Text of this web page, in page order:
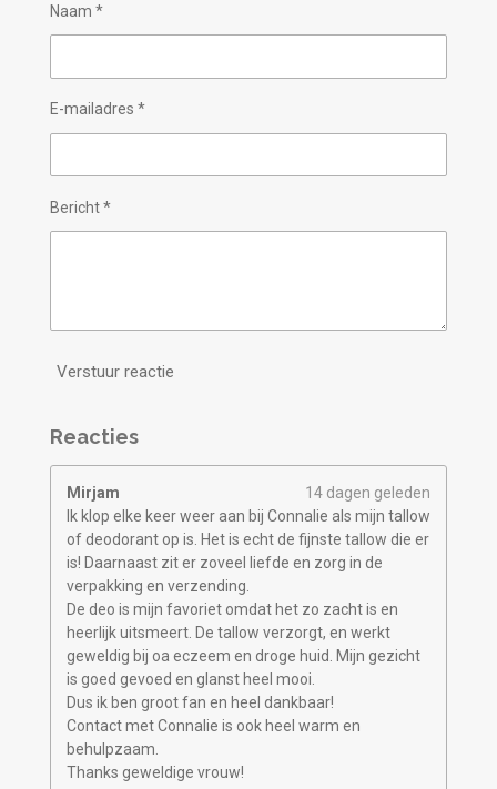
Naam *
E-mailadres *
Bericht *
Verstuur reactie
Reacties
Mirjam
14 dagen geleden
Ik klop elke keer weer aan bij Connalie als mijn tallow
of deodorant op is. Het is echt de fijnste tallow die er
is! Daarnaast zit er zoveel liefde en zorg in de
verpakking en verzending.
De deo is mijn favoriet omdat het zo zacht is en
heerlijk uitsmeert. De tallow verzorgt, en werkt
geweldig bij oa eczeem en droge huid. Mijn gezicht
is goed gevoed en glanst heel mooi.
Dus ik ben groot fan en heel dankbaar!
Contact met Connalie is ook heel warm en
behulpzaam.
Thanks geweldige vrouw!